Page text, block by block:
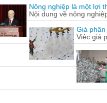
Nông nghiệp là một lợi
Nội dung về nông
Giá
Việc giá